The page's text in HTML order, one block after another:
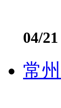
04/
常